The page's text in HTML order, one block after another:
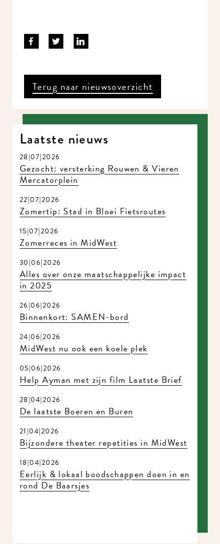
Terug naar nieuwsoverzicht
Laatste nieuws
28|07|2026
Gezocht: versterking Rouwen & Vieren
Mercatorplein
22|07|2026
Zomertip: Stad in Bloei Fietsroutes
15|07|2026
Zomerreces in MidWest
30|06|2026
Alles over onze maatschappelijke impact
in 2025
26|06|2026
Binnenkort: SAMEN-bord
24|06|2026
MidWest nu ook een koele plek
05|06|2026
Help Ayman met zijn film Laatste Brief
28|04|2026
De laatste Boeren en Buren
21|04|2026
Bijzondere theater repetities in MidWest
18|04|2026
Eerlijk & lokaal boodschappen doen in
en rond De Baarsjes